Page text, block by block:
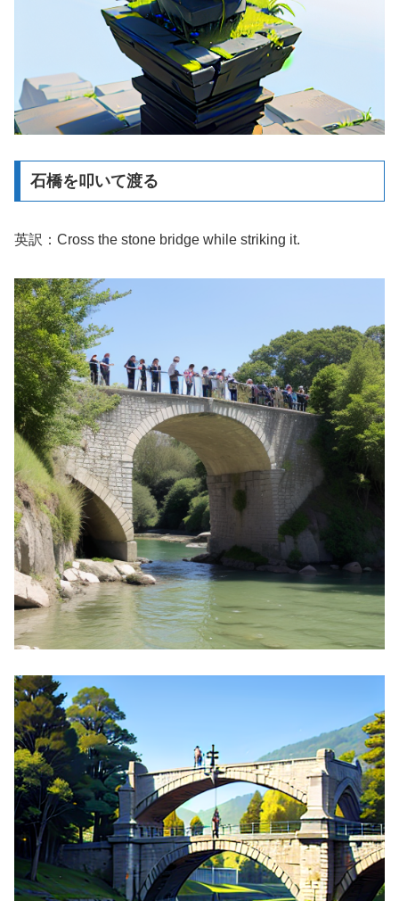
石橋を叩いて渡る
英訳：Cross the stone bridge while striking it.